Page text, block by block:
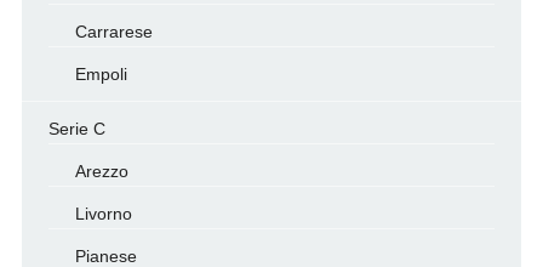
Carrarese
Empoli
Serie C
Arezzo
Livorno
Pianese